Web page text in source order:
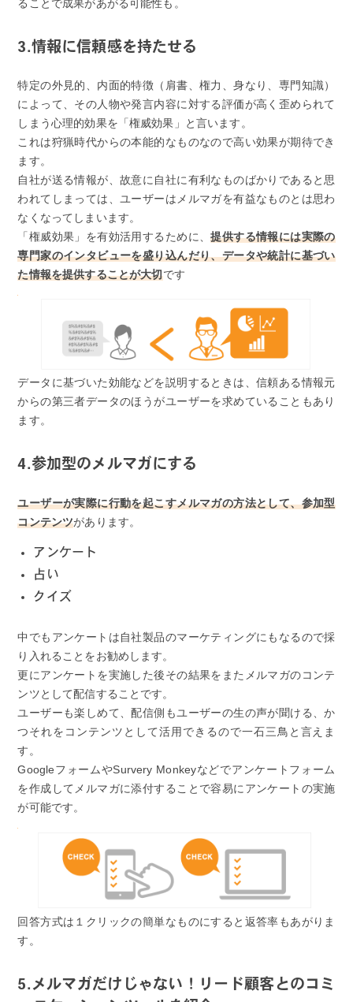
ることで成果があがる可能性も。
3.情報に信頼感を持たせる
特定の外見的、内面的特徴（肩書、権力、身なり、専門知識）
によって、その人物や発言内容に対する評価が高く歪められて
しまう心理的効果を「権威効果」と言います。
これは狩猟時代からの本能的なものなので高い効果が期待でき
ます。
自社が送る情報が、故意に自社に有利なものばかりであると思
われてしまっては、ユーザーはメルマガを有益なものとは思わ
なくなってしまいます。
「権威効果」を有効活用するために、提供する情報には実際の
専門家のインタビューを盛り込んだり、データや統計に基づい
た情報を提供することが大切です
データに基づいた効能などを説明するときは、信頼ある情報元
からの第三者データのほうがユーザーを求めていることもあり
ます。
4.参加型のメルマガにする
ユーザーが実際に行動を起こすメルマガの方法として、参加型
コンテンツがあります。
アンケート
占い
クイズ
中でもアンケートは自社製品のマーケティングにもなるので採
り入れることをお勧めします。
更にアンケートを実施した後その結果をまたメルマガのコンテ
ンツとして配信することです。
ユーザーも楽しめて、配信側もユーザーの生の声が聞ける、か
つそれをコンテンツとして活用できるので一石三鳥と言えま
す。
GoogleフォームやSurvery Monkeyなどでアンケートフォーム
を作成してメルマガに添付することで容易にアンケートの実施
が可能です。
回答方式は１クリックの簡単なものにすると返答率もあがりま
す。
5.メルマガだけじゃない！リード顧客とのコミ